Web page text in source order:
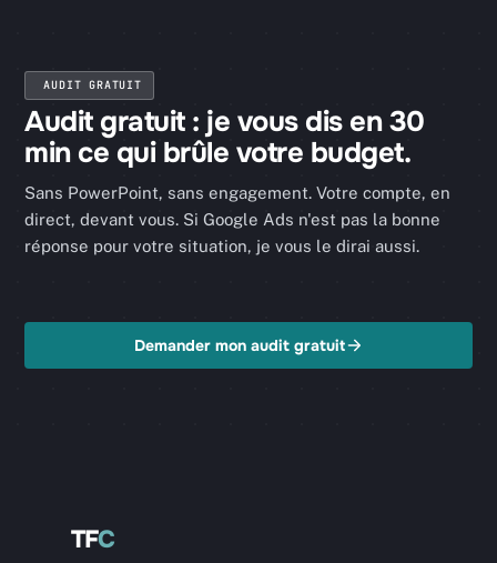
AUDIT GRATUIT
Audit gratuit : je vous dis en 30
min ce qui brûle votre budget.
Sans PowerPoint, sans engagement. Votre compte, en
direct, devant vous. Si Google Ads n'est pas la bonne
réponse pour votre situation, je vous le dirai aussi.
Demander mon audit gratuit
TFC